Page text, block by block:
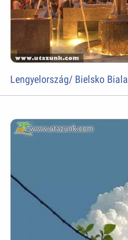
Lengyelország/ Bielsko Biala